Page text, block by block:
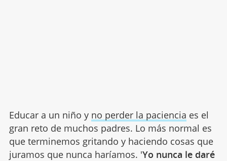
Educar a un niño y no perder la paciencia es el
gran reto de muchos padres. Lo más normal es
que terminemos gritando y haciendo cosas que
juramos que nunca haríamos. 'Yo nunca le daré